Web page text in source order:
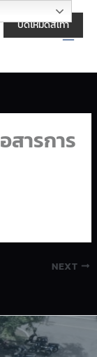
Main
สารการ
NEXT
ปิดโหมดสีเทา